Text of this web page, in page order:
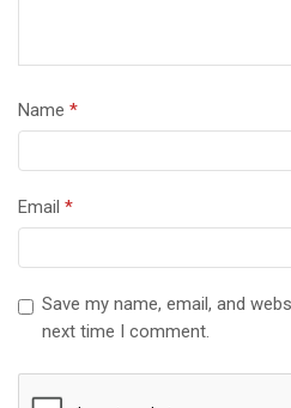
Name *
Email *
Save my name, email, and
next time I comment.